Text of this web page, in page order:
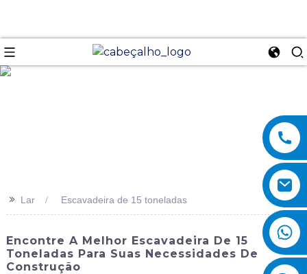
>> Lar Escavadeira de 15 toneladas
Encontre A Melhor Escavadeira De 15
Toneladas Para Suas Necessidades De
Construção